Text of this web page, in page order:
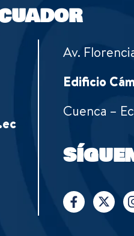
Av.
Edificio
Cuenca –